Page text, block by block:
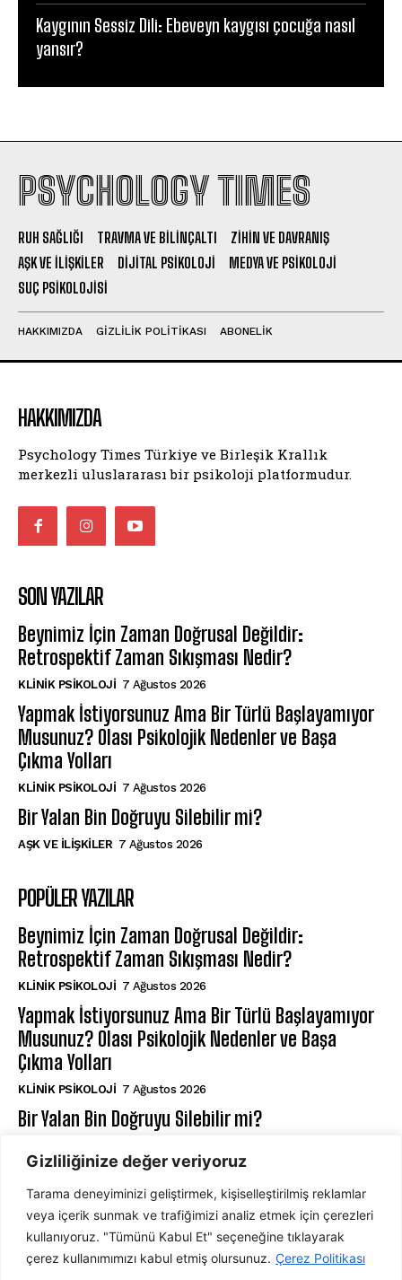
Gizliliğinize değer veriyoruz
Tarama deneyiminizi geliştirmek, kişiselleştirilmiş reklamlar
veya içerik sunmak ve trafiğimizi analiz etmek için çerezleri
kullanıyoruz. "Tümünü Kabul Et" seçeneğine tıklayarak
çerez kullanımımızı kabul etmiş olursunuz. Çerez Politikası
Kaygının Sessiz Dili: Ebeveyn kaygısı çocuğa nasıl
yansır?
PSYCHOLOGY TIMES
RUH SAĞLIĞI TRAVMA VE BILINÇALTI
ZIHIN VE DAVRANIŞ
AŞK VE İLIŞKILER
DIJITAL PSIKOLOJI
MEDYA VE PSIKOLOJI
SUÇ PSIKOLOJISI
HAKKIMIZDA GIZLILIK POLITIKASI ABONELIK
HAKKIMIZDA
Psychology Times Türkiye ve Birleşik Krallık
merkezli uluslararası bir psikoloji platformudur.
SON YAZILAR
Beynimiz İçin Zaman Doğrusal Değildir:
Retrospektif Zaman Sıkışması Nedir?
KLINIK PSIKOLOJI 7 Ağustos 2026
Yapmak İstiyorsunuz Ama Bir Türlü Başlayamıyor
Musunuz? Olası Psikolojik Nedenler ve Başa
Çıkma Yolları
KLINIK PSIKOLOJI 7 Ağustos 2026
Bir Yalan Bin Doğruyu Silebilir mi?
AŞK VE İLIŞKILER 7 Ağustos 2026
POPÜLER YAZILAR
Beynimiz İçin Zaman Doğrusal Değildir:
Retrospektif Zaman Sıkışması Nedir?
KLINIK PSIKOLOJI 7 Ağustos 2026
Yapmak İstiyorsunuz Ama Bir Türlü Başlayamıyor
Musunuz? Olası Psikolojik Nedenler ve Başa
Çıkma Yolları
KLINIK PSIKOLOJI 7 Ağustos 2026
Bir Yalan Bin Doğruyu Silebilir mi?
ABONE OL